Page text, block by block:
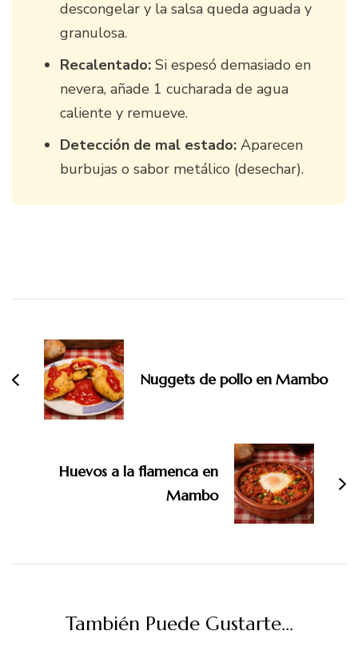
descongelar y la salsa queda aguada y
granulosa.
Recalentado: Si espesó demasiado en
nevera, añade 1 cucharada de agua
caliente y remueve.
Detección de mal estado: Aparecen
burbujas o sabor metálico (desechar).
entradas
Nuggets de pollo en Mambo
Huevos a la flamenca en
Mambo
También Puede Gustarte...